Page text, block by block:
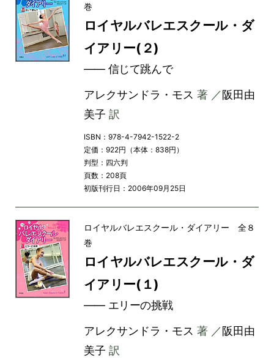
巻
ロイヤルバレエスクール・ダ
イアリー(２)
―― 信じて跳んで
アレクサンドラ・モス 著 ／阪田由
美子 訳
ISBN：978-4-7942-1522-2
定価：922円（本体：838円）
判型：四六判
頁数：208頁
初版刊行日：2006年09月25日
ロイヤルバレエスクール・ダイアリー 全８
巻
ロイヤルバレエスクール・ダ
イアリー(１)
―― エリーの挑戦
アレクサンドラ・モス 著 ／阪田由
美子 訳